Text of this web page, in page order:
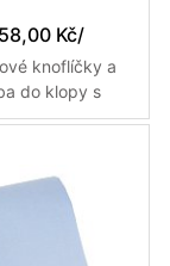
Kč/
knoflíčky a
do klopy s
vyrobené